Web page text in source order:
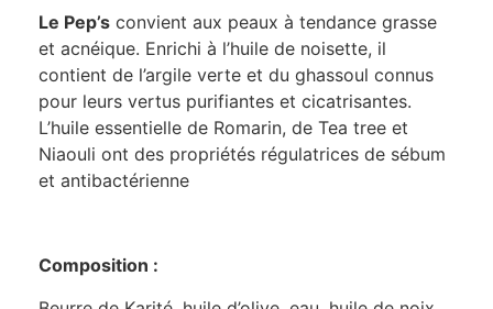
Le Pep’s convient aux peaux à tendance grasse
et acnéique. Enrichi à l’huile de noisette, il
contient de l’argile verte et du ghassoul connus
pour leurs vertus purifiantes et cicatrisantes.
L’huile essentielle de Romarin, de Tea tree et
Niaouli ont des propriétés régulatrices de sébum
et antibactérienne
Composition :